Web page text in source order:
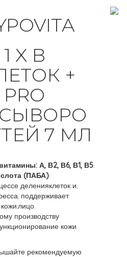
X В
+
7 МЛ
витамины: А, В2, В6, В1, В5.
(ПАБА)
деленияклеток и,
поддерживает
производству
кожи.
рекомендуемую